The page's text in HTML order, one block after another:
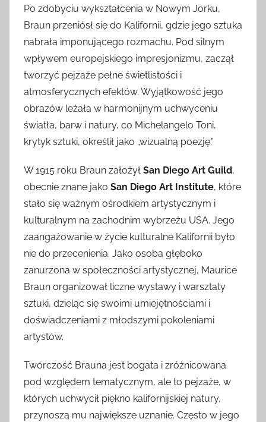
Po zdobyciu wykształcenia w Nowym Jorku,
Braun przeniósł się do Kalifornii, gdzie jego sztuka
nabrała imponującego rozmachu. Pod silnym
wpływem europejskiego impresjonizmu, zaczął
tworzyć pejzaże pełne świetlistości i
atmosferycznych efektów. Wyjątkowość jego
obrazów leżała w harmonijnym uchwyceniu
światła, barw i natury, co Michelangelo Toni,
krytyk sztuki, określił jako „wizualną poezję.”
W 1915 roku Braun założył San Diego Art Guild,
obecnie znane jako San Diego Art Institute, które
stało się ważnym ośrodkiem artystycznym i
kulturalnym na zachodnim wybrzeżu USA. Jego
zaangażowanie w życie kulturalne Kalifornii było
nie do przecenienia. Jako osoba głęboko
zanurzona w społeczności artystycznej, Maurice
Braun organizował liczne wystawy i warsztaty
sztuki, dzieląc się swoimi umiejętnościami i
doświadczeniami z młodszymi pokoleniami
artystów.
Twórczość Brauna jest bogata i zróżnicowana
pod względem tematycznym, ale to pejzaże, w
których uchwycił piękno kalifornijskiej natury,
przynoszą mu największe uznanie. Często w jego